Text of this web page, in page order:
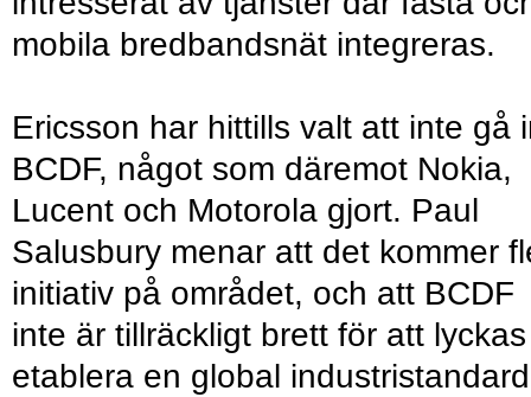
mobila bredbandsnät integreras.
Ericsson har hittills valt att inte gå
BCDF, något som däremot Nokia,
Lucent och Motorola gjort. Paul
Salusbury menar att det kommer
initiativ på området, och att BCDF
inte är tillräckligt brett för att lyckas
etablera en global